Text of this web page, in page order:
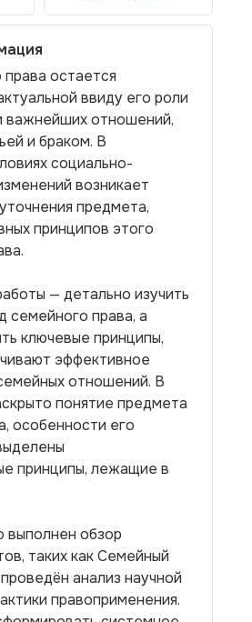
остается
ввиду его роли
важнейших отношений,
и браком. В
социально-
возникает
предмета,
принципов этого
— детально изучить
семейного права, а
ключевые принципы,
эффективное
отношений. В
понятие предмета
особенности его
принципы, лежащие в
выполнен обзор
таких как Семейный
анализ научной
правоприменения.